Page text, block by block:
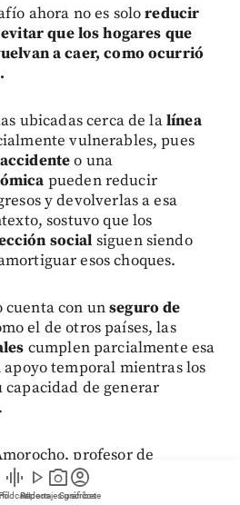
graphic_eq play_arrow
Videos
photo_camera
Reportajes gráficos
account_circle
Suscríbete
ahora no es soloreducir
evitar que los hogares que
a caer, como ocurrió
ubicadas cerca de lalínea
vulnerables, pues
accidenteo una
pueden reducir
y devolverlas a esa
sostuvo que los
social siguen siendo
esos choques.
cuenta con unseguro de
el de otros países, las
cumplen parcialmente esa
temporal mientras los
capacidad de generar
profesor de
que lasostenibilidad
sobre todo, del